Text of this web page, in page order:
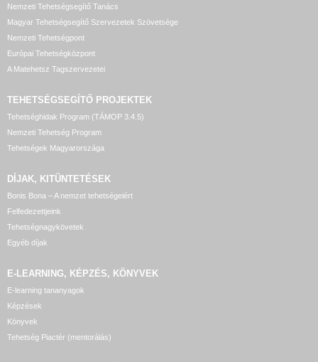
Nemzeti Tehetségsegítő Tanács
Magyar Tehetségsegítő Szervezetek Szövetsége
Nemzeti Tehetségpont
Európai Tehetségközpont
A Matehetsz Tagszervezetei
TEHETSÉGSEGÍTŐ PROJEKTEK
Tehetséghidak Program (TÁMOP 3.4.5)
Nemzeti Tehetség Program
Tehetségek Magyarországa
DÍJAK, KITÜNTETÉSEK
Bonis Bona – A nemzet tehetségeiért
Felfedezettjeink
Tehetségnagykövetek
Egyéb díjak
E-LEARNING, KÉPZÉS, KÖNYVEK
E-learning tananyagok
Képzések
Könyvek
Tehetség Piactér (mentorálás)